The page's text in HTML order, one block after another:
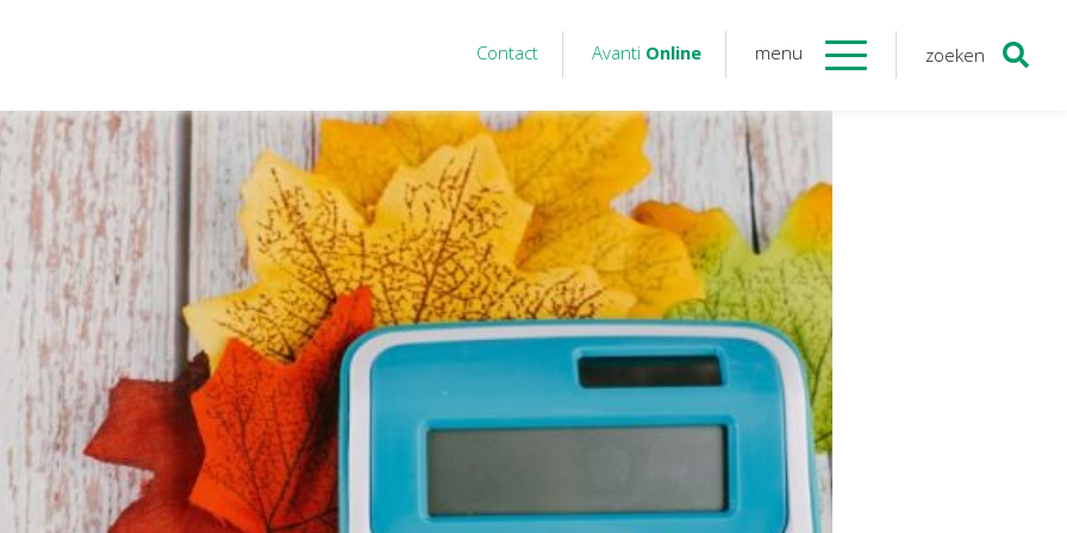
Contact Avanti Online menu zoeken
personeel
advies
Purmerend
Nieuws&informatie
Nieuwsbrief
Nieuwsoverzicht
Handige links
Downloads
Contact
Avanti
Online
Twinfield – Boekhouden
BaseCone – Facturen
Visionplanner – Rapportage
Klantenportaal – Online dossiers
Online Salaris – Salarissen
Nextens-Accorderen aangiften